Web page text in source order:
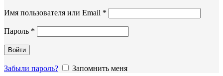
Имя пользователя или Email *
Пароль *
Войти
Забыли пароль? Запомнить меня